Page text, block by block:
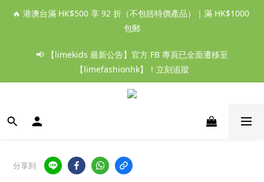
🔥 港澳台滿 HK$500 享 92 折（不包括特價產品）｜滿 HK$1000
包郵
📢 【limekids 最新公告】官方 FB 專頁已全面遷移至
【limefashionhk】！立刻追蹤
分享到